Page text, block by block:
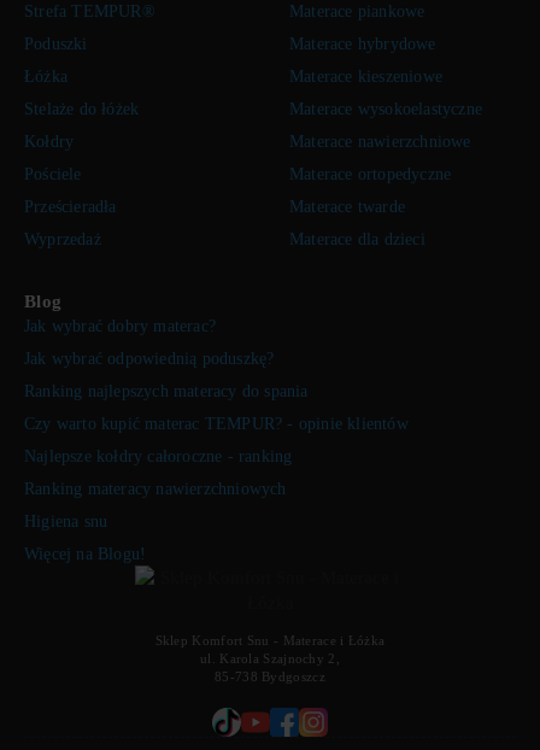
Sklep Komfort Snu - Materace i Łóżka
ul. Karola Szajnochy 2,
85-738 Bydgoszcz
Strefa TEMPUR®
Poduszki
Łóżka
Stelaże do łóżek
Kołdry
Pościele
Prześcieradła
Wyprzedaż
Materace piankowe
Materace hybrydowe
Materace kieszeniowe
Materace wysokoelastyczne
Materace nawierzchniowe
Materace ortopedyczne
Materace twarde
Materace dla dzieci
Blog
Jak wybrać dobry materac?
Jak wybrać odpowiednią poduszkę?
Ranking najlepszych materacy do spania
Czy warto kupić materac TEMPUR? - opinie klientów
Najlepsze kołdry całoroczne - ranking
Ranking materacy nawierzchniowych
Higiena snu
Więcej na Blogu!